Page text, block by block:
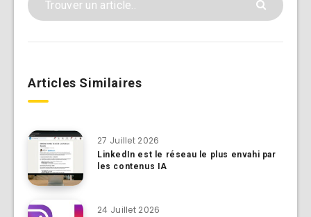
Articles Similaires
27 Juillet 2026
LinkedIn est le réseau le plus envahi par
les contenus IA
24 Juillet 2026